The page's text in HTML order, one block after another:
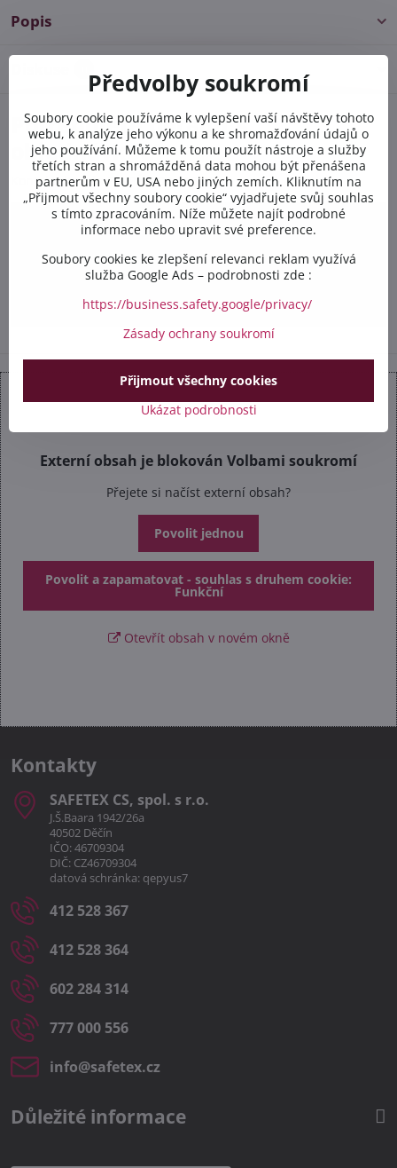
Popis
Potřebujete poradit s
objednávkou?
Kontaktujte nás PO-PÁ 8:00 - 16:00:
+420 412 528 367
+420 602 284 314
info​@safetex​.cz
Externí obsah je blokován Volbami soukromí
Přejete si načíst externí obsah?
Povolit jednou
Povolit a zapamatovat - souhlas s druhem cookie:
Funkční
Otevřít obsah v novém okně
Kontakty
SAFETEX CS, spol​. s r​.o​.
J.Š.Baara 1942/26a
40502 Děčín
IČO: 46709304
DIČ: CZ46709304
datová schránka: qepyus7
412 528 367
412 528 364
602 284 314
777 000 556
info​@safetex​.cz
Důležité informace
Předvolby soukromí
Soubory cookie používáme k vylepšení vaší návštěvy tohoto
webu, k analýze jeho výkonu a ke shromažďování údajů o
jeho používání. Můžeme k tomu použít nástroje a služby
třetích stran a shromážděná data mohou být přenášena
partnerům v EU, USA nebo jiných zemích. Kliknutím na
„Přijmout všechny soubory cookie“ vyjadřujete svůj souhlas
s tímto zpracováním. Níže můžete najít podrobné
informace nebo upravit své preference.
Soubory cookies ke zlepšení relevanci reklam využívá
služba Google Ads – podrobnosti zde :
https://business.safety.google/privacy/
Zásady ochrany soukromí
Ukázat podrobnosti
Přijmout všechny cookies